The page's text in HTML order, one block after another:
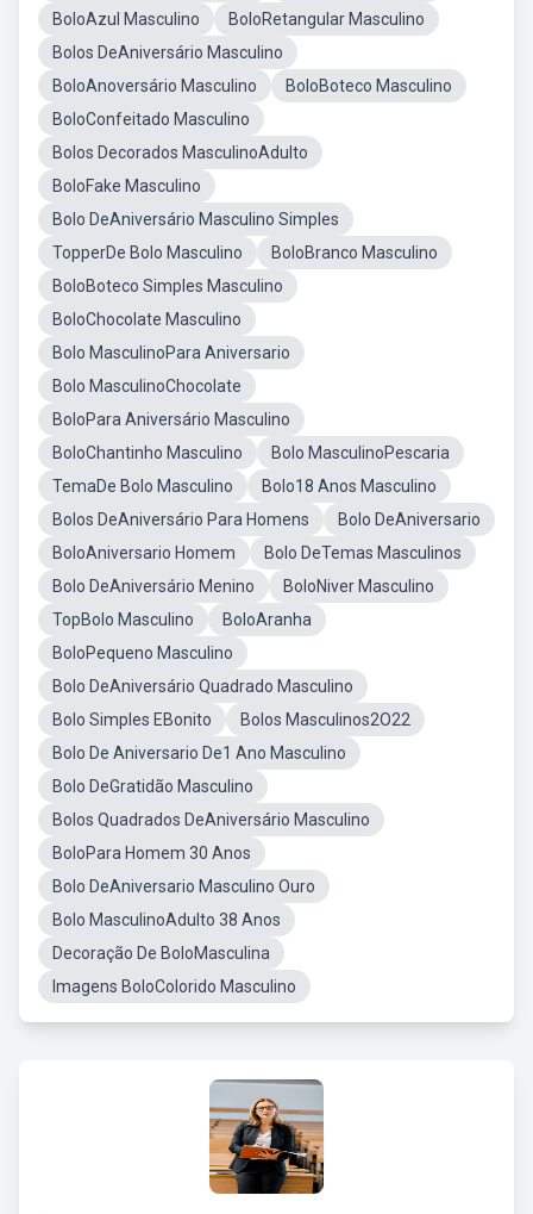
BoloAzul Masculino
BoloRetangular Masculino
Bolos DeAniversário Masculino
BoloAnoversário Masculino
BoloBoteco Masculino
BoloConfeitado Masculino
Bolos Decorados MasculinoAdulto
BoloFake Masculino
Bolo DeAniversário Masculino Simples
TopperDe Bolo Masculino
BoloBranco Masculino
BoloBoteco Simples Masculino
BoloChocolate Masculino
Bolo MasculinoPara Aniversario
Bolo MasculinoChocolate
BoloPara Aniversário Masculino
BoloChantinho Masculino
Bolo MasculinoPescaria
TemaDe Bolo Masculino
Bolo18 Anos Masculino
Bolos DeAniversário Para Homens
Bolo DeAniversario
BoloAniversario Homem
Bolo DeTemas Masculinos
Bolo DeAniversário Menino
BoloNiver Masculino
TopBolo Masculino
BoloAranha
BoloPequeno Masculino
Bolo DeAniversário Quadrado Masculino
Bolo Simples EBonito
Bolos Masculinos2O22
Bolo De Aniversario De1 Ano Masculino
Bolo DeGratidão Masculino
Bolos Quadrados DeAniversário Masculino
BoloPara Homem 30 Anos
Bolo DeAniversario Masculino Ouro
Bolo MasculinoAdulto 38 Anos
Decoração De BoloMasculina
Imagens BoloColorido Masculino